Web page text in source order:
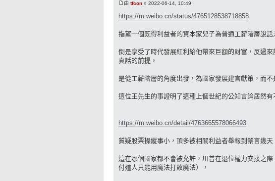
由 tfcon» 2022-06-14, 10:49
https://m.weibo.cn/status/4765128538718858
指望一個既得利益者的資本家兒子為普通工薪階層說
倒是享受了時代發展紅利給他帶來巨額的財富，反過
真話的前提，
是從工薪階層的角度出發，為國家發展建言獻策，而
這位王先生的事證明了這種上個世紀的公知言論居然
https://m.weibo.cn/detail/4763665578066493
質疑股票操縱事小，頂多被相關利益者舉報到禁言幾
這在哪個國家都不會被允許，川普在退位權力交接之
付殖人只能用魔法打敗魔法），